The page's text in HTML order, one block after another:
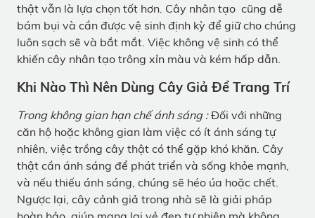
thật vẫn là lựa chọn tốt hơn. Cây nhân tạo cũng dễ
bám bụi và cần được vệ sinh định kỳ để giữ cho chúng
luôn sạch sẽ và bắt mắt. Việc không vệ sinh có thể
khiến cây nhân tạo trông xỉn màu và kém hấp dẫn.
Khi Nào Thì Nên Dùng Cây Giả Để Trang Trí
Trong không gian hạn chế ánh sáng :Đối với những
căn hộ hoặc không gian làm việc có ít ánh sáng tự
nhiên, việc trồng cây thật có thể gặp khó khăn. Cây
thật cần ánh sáng để phát triển và sống khỏe mạnh,
và nếu thiếu ánh sáng, chúng sẽ héo úa hoặc chết.
Ngược lại, cây cảnh giả trong nhà sẽ là giải pháp